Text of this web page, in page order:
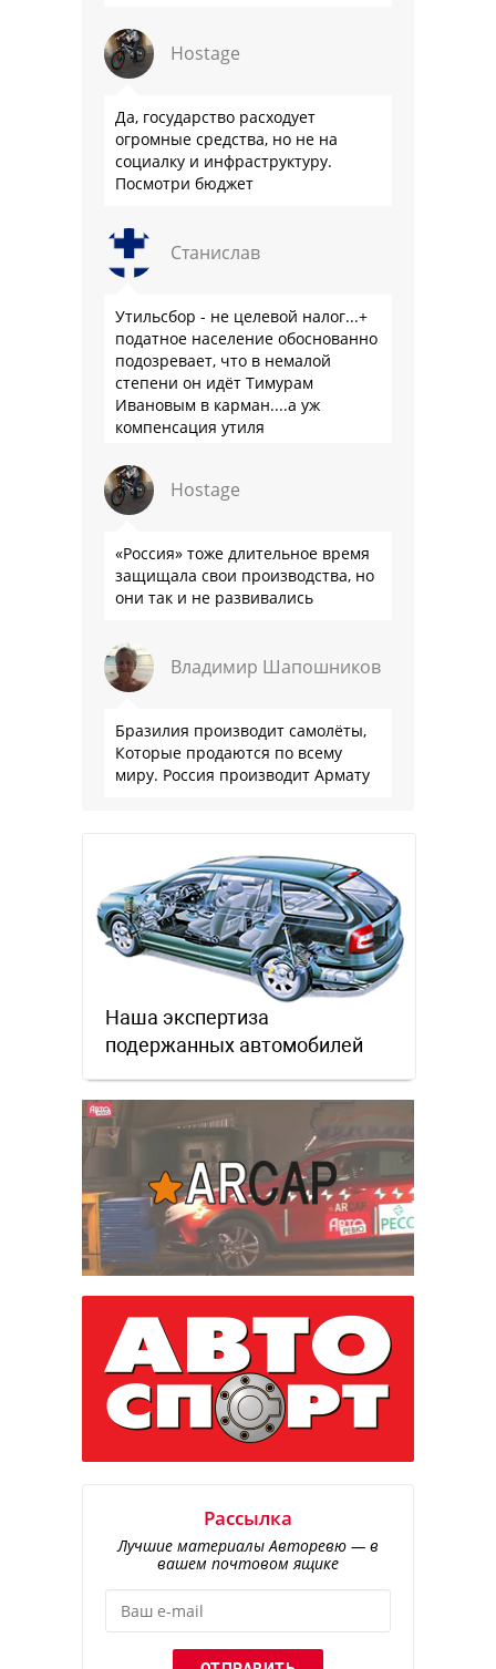
Hostage
Да, государство расходует
огромные средства, но не на
социалку и инфраструктуру.
Посмотри бюджет
Станислав
Утильсбор - не целевой налог...+
податное население обоснованно
подозревает, что в немалой
степени он идёт Тимурам
Ивановым в карман....а уж
компенсация утиля
что прям эталон коррупции
Hostage
«Россия» тоже длительное время
защищала свои производства, но
они так и не развивались
Владимир Шапошников
Бразилия производит самолёты,
Которые продаются по всему
миру. Россия производит Армату
Наша экспертиза
подержанных автомобилей
Рассылка
Лучшие материалы Авторевю — в
вашем почтовом ящике